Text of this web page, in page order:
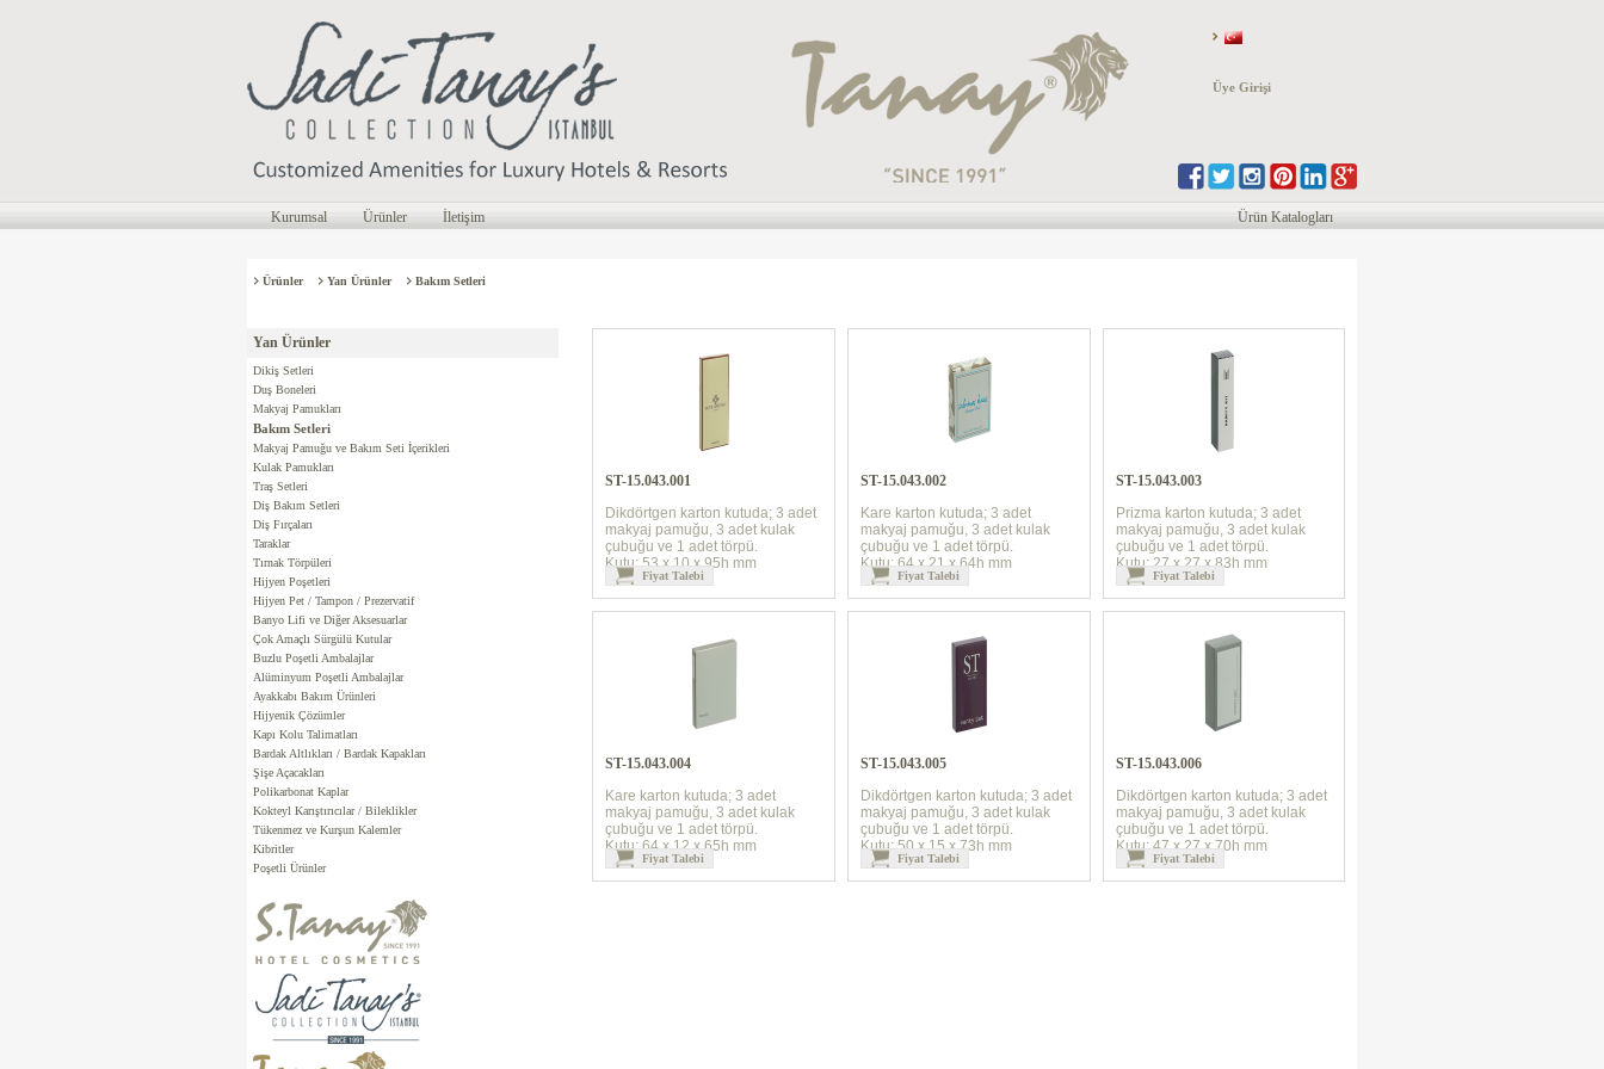
Üye Girişi
Kurumsal Ürünler İletişim Ürün Katalogları
Ürünler Yan Ürünler Bakım Setleri
Yan Ürünler
Dikiş Setleri
Duş Boneleri
Makyaj Pamukları
Bakım Setleri
Makyaj Pamuğu ve Bakım Seti İçerikleri
Kulak Pamukları
Traş Setleri
Diş Bakım Setleri
Diş Fırçaları
Taraklar
Tırnak Törpüleri
Hijyen Poşetleri
Hijyen Pet / Tampon / Prezervatif
Banyo Lifi ve Diğer Aksesuarlar
Çok Amaçlı Sürgülü Kutular
Buzlu Poşetli Ambalajlar
Alüminyum Poşetli Ambalajlar
Ayakkabı Bakım Ürünleri
Hijyenik Çözümler
Kapı Kolu Talimatları
Bardak Altlıkları / Bardak Kapakları
Şişe Açacakları
Polikarbonat Kaplar
Kokteyl Karıştırıcılar / Bileklikler
Tükenmez ve Kurşun Kalemler
Kibritler
Poşetli Ürünler
ST-15.043.001
Dikdörtgen karton kutuda; 3 adet
makyaj pamuğu, 3 adet kulak
çubuğu ve 1 adet törpü.
Kutu: 53 x 10 x 95h mm
Fiyat Talebi
ST-15.043.002
Kare karton kutuda; 3 adet
makyaj pamuğu, 3 adet kulak
çubuğu ve 1 adet törpü.
Kutu: 64 x 21 x 64h mm
Fiyat Talebi
ST-15.043.003
Prizma karton kutuda; 3 adet
makyaj pamuğu, 3 adet kulak
çubuğu ve 1 adet törpü.
Kutu: 27 x 27 x 83h mm
Fiyat Talebi
ST-15.043.004
Kare karton kutuda; 3 adet
makyaj pamuğu, 3 adet kulak
çubuğu ve 1 adet törpü.
Kutu: 64 x 12 x 65h mm
Fiyat Talebi
ST-15.043.005
Dikdörtgen karton kutuda; 3 adet
makyaj pamuğu, 3 adet kulak
çubuğu ve 1 adet törpü.
Kutu: 50 x 15 x 73h mm
Fiyat Talebi
ST-15.043.006
Dikdörtgen karton kutuda; 3 adet
makyaj pamuğu, 3 adet kulak
çubuğu ve 1 adet törpü.
Kutu: 47 x 27 x 70h mm
Fiyat Talebi